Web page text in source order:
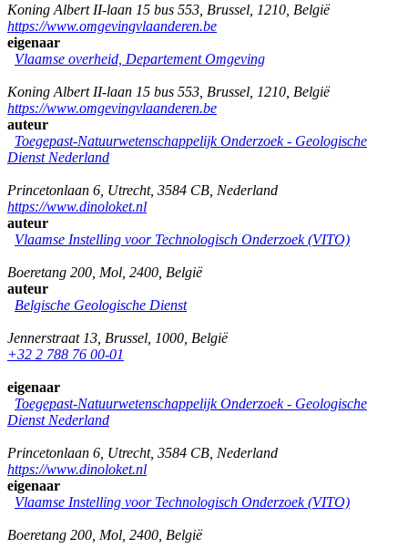
Koning Albert II-laan 15 bus 553 Brussel 1210 België
https://www.omgevingvlaanderen.be
eigenaar
Vlaamse overheid, Departement Omgeving
Koning Albert II-laan 15 bus 553 Brussel 1210 België
https://www.omgevingvlaanderen.be
auteur
Toegepast-Natuurwetenschappelijk Onderzoek - Geologische
Dienst Nederland
Princetonlaan 6 Utrecht, 3584 CB Nederland
https://www.dinoloket.nl
auteur
Vlaamse Instelling voor Technologisch Onderzoek (VITO)
Boeretang 200 Mol 2400 België
auteur
Belgische Geologische Dienst
Jennerstraat 13 Brussel 1000 België
+32 2 788 76 00-01
eigenaar
Toegepast-Natuurwetenschappelijk Onderzoek - Geologische
Dienst Nederland
Princetonlaan 6 Utrecht, 3584 CB Nederland
https://www.dinoloket.nl
eigenaar
Vlaamse Instelling voor Technologisch Onderzoek (VITO)
Boeretang 200 Mol 2400 België